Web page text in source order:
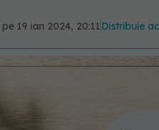
19 ian 2024, 20:11Distribuie